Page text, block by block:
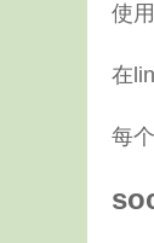
使
在
每